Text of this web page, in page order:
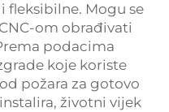
fleksibilne. Mogu se
om obrađivati
podacima
koje koriste
požara za gotovo
životni vijek